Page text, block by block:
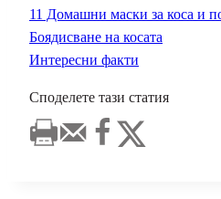
11 Домашни маски за коса и
Боядисване на косата
Интересни факти
Споделете тази статия